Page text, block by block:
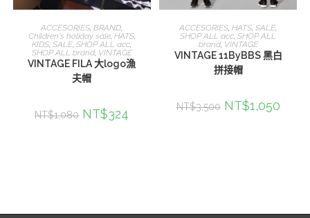
加入購物車
ACCESORIES,BRAND,
Children's holiday sale, HATS,
KIDS,SALE,SHOP ALL acc,
SHOP ALL brand, VINTAGE
VINTAGE FILA 大logo漁
夫帽
NT$1,080 NT$324
加入購物車
ACCESORIES,HATS,SALE,
SHOP ALL acc,SHOP ALL
brand, VINTAGE
VINTAGE 11ByBBS 黑白
拼接帽
NT$3,500 NT$1,050